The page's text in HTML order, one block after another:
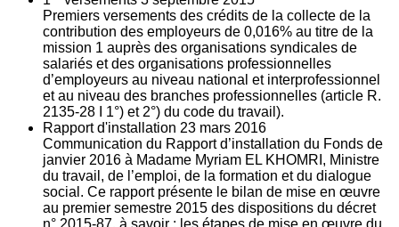
Premiers versements des crédits de la collecte de la
contribution des employeurs de 0,016% au titre de la
mission 1 auprès des organisations syndicales de
salariés et des organisations professionnelles
d’employeurs au niveau national et interprofessionnel
et au niveau des branches professionnelles (article R.
2135‐28 I 1°) et 2°) du code du travail).
Rapport d'installation 23 mars 2016
Communication du Rapport d’installation du Fonds de
janvier 2016 à Madame Myriam EL KHOMRI, Ministre
du travail, de l’emploi, de la formation et du dialogue
social. Ce rapport présente le bilan de mise en œuvre
au premier semestre 2015 des dispositions du décret